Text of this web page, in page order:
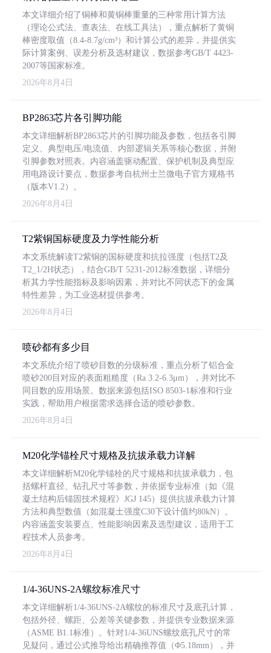
本文详细介绍了铜棒和黄铜棒重量的三种常用计算方法
（理论公式法、查表法、在线工具法），重点解析了黄铜
棒密度取值（8.4-8.7g/cm³）和计算公式的差异，并提供实
际计算案例、误差分析及选材建议，数据参考GB/T 4423-
2007等国家标准。
2026年8月4日
BP2863芯片各引脚功能
本文详细解析BP2863芯片的引脚功能及参数，包括各引脚
定义、典型电压/电流值、内部逻辑关系等核心数据，并附
引脚参数对照表。内容涵盖驱动配置、保护机制及典型应
用电路设计要点，数据参考自杭州士兰微电子官方规格书
（版本V1.2）。
2026年8月4日
T2紫铜国标硬度及力学性能分析
本文系统解读T2紫铜的国标硬度和抗拉强度（包括T2及
T2_1/2H状态），结合GB/T 5231-2012标准数据，详细分
析其力学性能指标及影响因素，并对比不同状态下的金属
特性差异，为工业选材提供参考。
2026年8月4日
喷砂都有多少目
本文系统介绍了喷砂目数的分级标准，重点分析了铝合金
喷砂200目对应的表面粗糙度（Ra 3.2-6.3μm），并对比不
同目数的应用场景。数据来源包括ISO 8503-1标准和行业
实践，帮助用户根据需求选择合适的喷砂参数。
2026年8月4日
M20化学锚栓尺寸规格及抗拔承载力详解
本文详细解析M20化学锚栓的尺寸规格和抗拔承载力，包
括螺杆直径、钻孔尺寸等参数，并依据专业标准（如《混
凝土结构后锚固技术规程》JGJ 145）提供抗拔承载力计算
方法和典型数值（如混凝土强度C30下设计值约80kN）。
内容涵盖安装要点、性能影响因素及选型建议，适用于工
程技术人员参考。
2026年8月4日
1/4-36UNS-2A螺纹标准尺寸
本文详细解析1/4-36UNS-2A螺纹的标准尺寸及底孔计算，
包括外径、螺距、公差等关键参数，并提供专业数据来源
（ASME B1.1标准）。针对1/4-36UNS螺纹底孔尺寸的常
见疑问，通过公式推导给出精确推荐值（Φ5.18mm），并